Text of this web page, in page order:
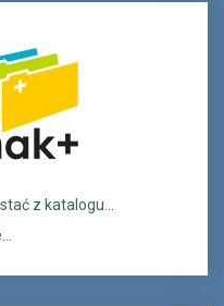
z katalogu...